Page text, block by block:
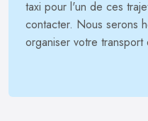
taxi pour l'un de ces
contacter. Nous serons
organiser votre transport